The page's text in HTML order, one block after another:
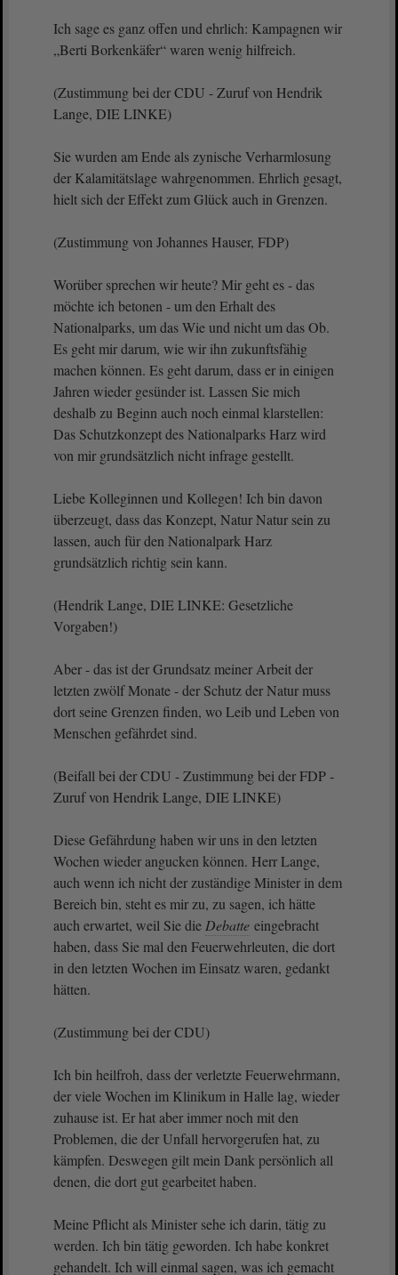
Ich sage es ganz offen und ehrlich: Kampagnen wir
„Berti Borkenkäfer“ waren wenig hilfreich.
(Zustimmung bei der CDU - Zuruf von Hendrik
Lange, DIE LINKE)
Sie wurden am Ende als zynische Verharmlosung
der Kalamitätslage wahrgenommen. Ehrlich gesagt,
hielt sich der Effekt zum Glück auch in Grenzen.
(Zustimmung von Johannes Hauser, FDP)
Worüber sprechen wir heute? Mir geht es - das
möchte ich betonen - um den Erhalt des
Nationalparks, um das Wie und nicht um das Ob.
Es geht mir darum, wie wir ihn zukunftsfähig
machen können. Es geht darum, dass er in einigen
Jahren wieder gesünder ist. Lassen Sie mich
deshalb zu Beginn auch noch einmal klarstellen:
Das Schutzkonzept des Nationalparks Harz wird
von mir grundsätzlich nicht infrage gestellt.
Liebe Kolleginnen und Kollegen! Ich bin davon
überzeugt, dass das Konzept, Natur Natur sein zu
lassen, auch für den Nationalpark Harz
grundsätzlich richtig sein kann.
(Hendrik Lange, DIE LINKE: Gesetzliche
Vorgaben!)
Aber - das ist der Grundsatz meiner Arbeit der
letzten zwölf Monate - der Schutz der Natur muss
dort seine Grenzen finden, wo Leib und Leben von
Menschen gefährdet sind.
(Beifall bei der CDU - Zustimmung bei der FDP -
Zuruf von Hendrik Lange, DIE LINKE)
Diese Gefährdung haben wir uns in den letzten
Wochen wieder angucken können. Herr Lange,
auch wenn ich nicht der zuständige Minister in dem
Bereich bin, steht es mir zu, zu sagen, ich hätte
auch erwartet, weil Sie die Debatte eingebracht
haben, dass Sie mal den Feuerwehrleuten, die dort
in den letzten Wochen im Einsatz waren, gedankt
hätten.
(Zustimmung bei der CDU)
Ich bin heilfroh, dass der verletzte Feuerwehrmann,
der viele Wochen im Klinikum in Halle lag, wieder
zuhause ist. Er hat aber immer noch mit den
Problemen, die der Unfall hervorgerufen hat, zu
kämpfen. Deswegen gilt mein Dank persönlich all
denen, die dort gut gearbeitet haben.
Meine Pflicht als Minister sehe ich darin, tätig zu
werden. Ich bin tätig geworden. Ich habe konkret
gehandelt. Ich will einmal sagen, was ich gemacht